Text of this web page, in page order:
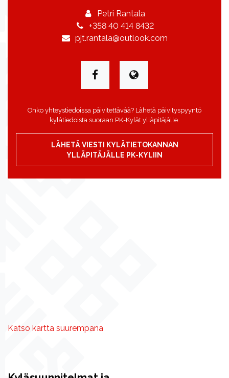
Petri Rantala
+358 40 414 8432
pjt.rantala@outlook.com
Onko yhteystiedoissa päivitettävää? Lähetä päivityspyyntö
kylätiedoista suoraan PK-Kylät ylläpitäjälle.
LÄHETÄ VIESTI KYLÄTIETOKANNAN
YLLÄPITÄJÄLLE PK-KYLIIN
Katso kartta suurempana